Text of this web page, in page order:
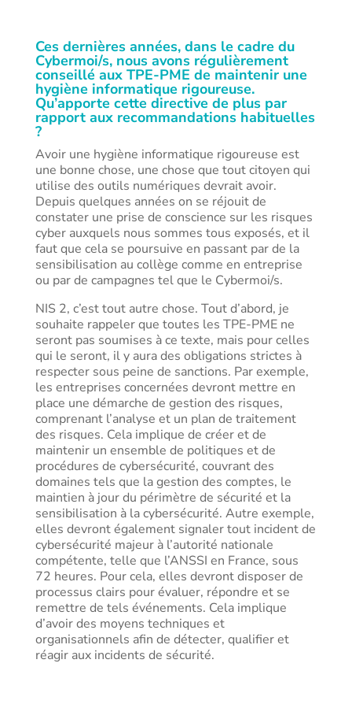
Ces dernières années, dans le cadre du
Cybermoi/s, nous avons régulièrement
conseillé aux TPE-PME de maintenir une
hygiène informatique rigoureuse.
Qu’apporte cette directive de plus par
rapport aux recommandations habituelles
?
Avoir une hygiène informatique rigoureuse est
une bonne chose, une chose que tout citoyen qui
utilise des outils numériques devrait avoir.
Depuis quelques années on se réjouit de
constater une prise de conscience sur les risques
cyber auxquels nous sommes tous exposés, et il
faut que cela se poursuive en passant par de la
sensibilisation au collège comme en entreprise
ou par de campagnes tel que le Cybermoi/s.
NIS 2, c’est tout autre chose. Tout d’abord, je
souhaite rappeler que toutes les TPE-PME ne
seront pas soumises à ce texte, mais pour celles
qui le seront, il y aura des obligations strictes à
respecter sous peine de sanctions. Par exemple,
les entreprises concernées devront mettre en
place une démarche de gestion des risques,
comprenant l’analyse et un plan de traitement
des risques. Cela implique de créer et de
maintenir un ensemble de politiques et de
procédures de cybersécurité, couvrant des
domaines tels que la gestion des comptes, le
maintien à jour du périmètre de sécurité et la
sensibilisation à la cybersécurité. Autre exemple,
elles devront également signaler tout incident de
cybersécurité majeur à l’autorité nationale
compétente, telle que l’ANSSI en France, sous
72 heures. Pour cela, elles devront disposer de
processus clairs pour évaluer, répondre et se
remettre de tels événements. Cela implique
d’avoir des moyens techniques et
organisationnels afin de détecter, qualifier et
réagir aux incidents de sécurité.